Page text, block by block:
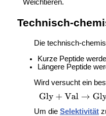
Weichtieren.
Technisch-
Die technisch-
Kurze Peptide
Längere Peptide
Wird versucht ein
Um die Selektivität